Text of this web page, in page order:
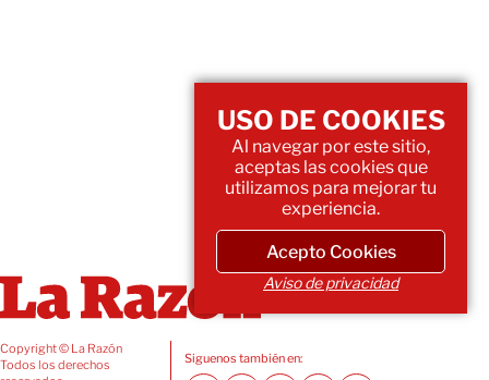
Copyright © La Razón
Todos los derechos
Siguenos también en:
USO DE COOKIES
Al navegar por este sitio,
aceptas las cookies que
utilizamos para mejorar tu
experiencia.
Acepto Cookies
Aviso de privacidad